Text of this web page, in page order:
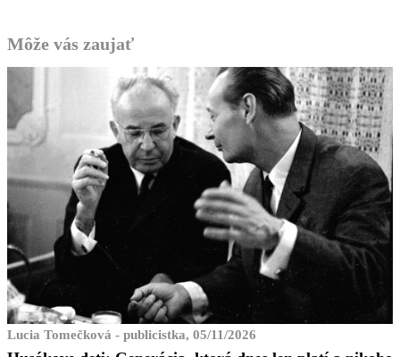
Môže vás zaujať
Lucia Tomečková - publicistka, 05/11/2026